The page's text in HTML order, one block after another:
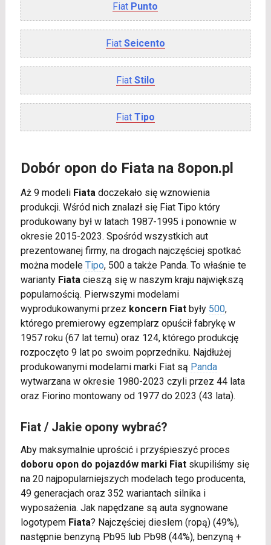
Fiat Punto
Fiat Seicento
Fiat Stilo
Fiat Tipo
Dobór opon do Fiata na 8opon.pl
Aż 9 modeli Fiatadoczekało się wznowienia
produkcji. Wśród nich znalazł się Fiat Tipo który
produkowany był w latach 1987-1995 i ponownie w
okresie 2015-2023. Spośród wszystkich aut
prezentowanej firmy, na drogach najczęściej spotkać
można modele Tipo, 500 a także Panda. To właśnie te
warianty Fiatacieszą się w naszym kraju największą
popularnością. Pierwszymi modelami
wyprodukowanymi przez koncern Fiatbyły 500,
którego premierowy egzemplarz opuścił fabrykę w
1957 roku (67 lat temu) oraz 124, którego produkcję
rozpoczęto 9 lat po swoim poprzedniku. Najdłużej
produkowanymi modelami marki Fiat są Panda
wytwarzana w okresie 1980-2023 czyli przez 44 lata
oraz Fiorino montowany od 1977 do 2023 (43 lata).
Fiat / Jakie opony wybrać?
Aby maksymalnie uprościć i przyśpieszyć proces
doboru opon do pojazdów marki Fiatskupiliśmy się
na 20 najpopularniejszych modelach tego producenta,
49 generacjach oraz 352 wariantach silnika i
wyposażenia. Jak napędzane są auta sygnowane
logotypem Fiata? Najczęściej dieslem (ropą) (49%),
następnie benzyną Pb95 lub Pb98 (44%), benzyną +